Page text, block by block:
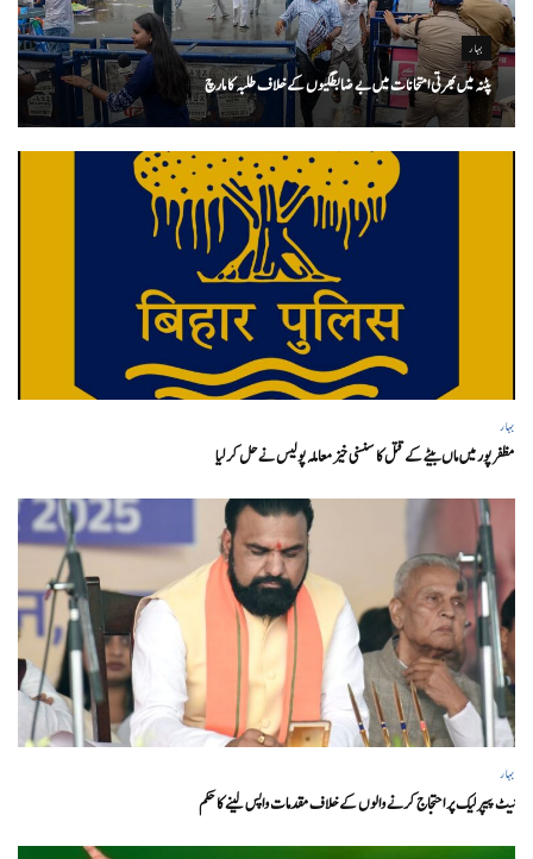
بہار
پٹنہ میں بھرتی امتحانات میں بے ضابطگیوں کے خلاف طلبہ کا مارچ
بہار
مظفر پور میں ماں بیٹے کے قتل کا سنسنی خیز معاملہ پولیس نے حل کر لیا
بہار
نیٹ پیپر لیک پر احتجاج کرنے والوں کے خلاف مقدمات واپس لینے کا حکم